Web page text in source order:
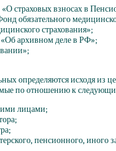
«Остраховых взносах в
обязательного
страхования»;
«Обархивном деле в РФ»;
определяются исходя из
по отношению к
лицами;
пенсионного, иного